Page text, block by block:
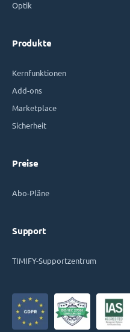
Optik
Produkte
Kernfunktionen
Add-ons
Marketplace
Sicherheit
Preise
Abo-Pläne
Support
TIMIFY-Supportzentrum